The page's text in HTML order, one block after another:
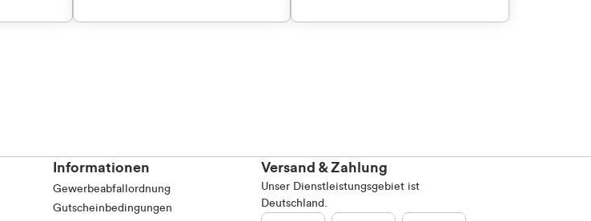
Informationen
Gewerbeabfallordnung
Gutscheinbedingungen
Versand & Zahlung
Unser Dienstleistungsgebiet ist
Deutschland.